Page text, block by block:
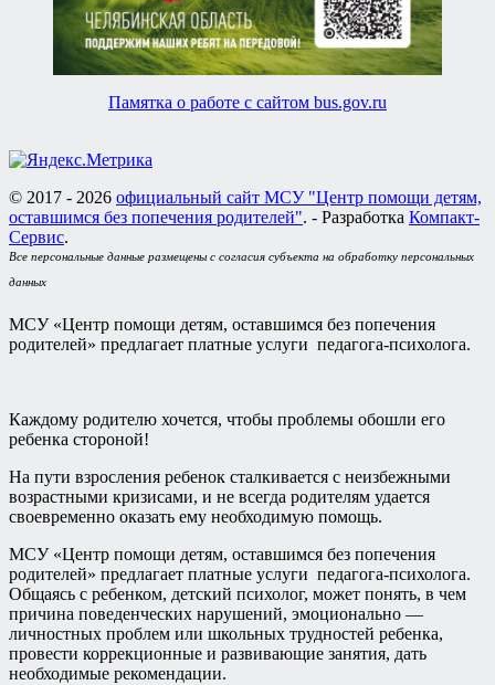
Памятка о работе с сайтом bus.gov.ru
© 2017 - 2026 официальный сайт МСУ "Центр помощи детям,
оставшимся без попечения родителей". - Разработка Компакт-
Сервис.
Все персональные данные размещены с согласия субъекта на обработку персональных
данных
МСУ «Центр помощи детям, оставшимся без попечения
родителей» предлагает платные услуги педагога-психолога.
Каждому родителю хочется, чтобы проблемы обошли его
ребенка стороной!
На пути взросления ребенок сталкивается с неизбежными
возрастными кризисами, и не всегда родителям удается
своевременно оказать ему необходимую помощь.
МСУ «Центр помощи детям, оставшимся без попечения
родителей» предлагает платные услуги педагога-психолога.
Общаясь с ребенком, детский психолог, может понять, в чем
причина поведенческих нарушений, эмоционально —
личностных проблем или школьных трудностей ребенка,
провести коррекционные и развивающие занятия, дать
необходимые рекомендации.